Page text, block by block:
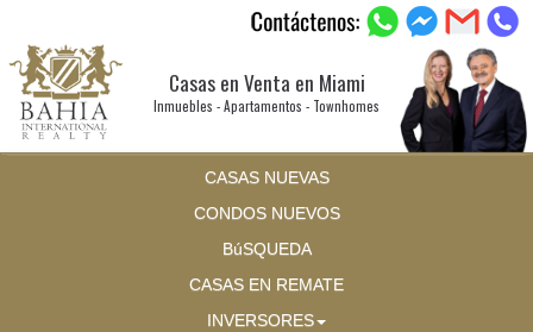
Casas en Venta en Miami
Inmuebles - Apartamentos - Townhomes
CASAS NUEVAS
CONDOS NUEVOS
BúSQUEDA
CASAS EN REMATE
INVERSORES